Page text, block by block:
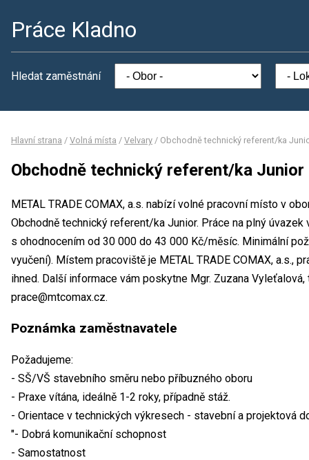
Práce Kladno
Hledat zaměstnání
Hlavní strana / Volná místa / Velvary / Obchodně technický referent/ka
Obchodně technický referent/ka Junior
METAL TRADE COMAX, a.s. nabízí volné pracovní místo v
Obchodně technický referent/ka Junior. Práce na plný
s ohodnocením od 30 000 do 43 000 Kč/měsíc. Minimální
vyučení). Místem pracoviště je METAL TRADE COMAX, a.s.,
ihned. Další informace vám poskytne Mgr. Zuzana
prace@mtcomax.cz.
Poznámka zaměstnavatele
Požadujeme:
- SŠ/VŠ stavebního směru nebo příbuzného oboru
- Praxe vítána, ideálně 1-2 roky, případně stáž.
- Orientace v technických výkresech - stavební a projektová
"- Dobrá komunikační schopnost
- Samostatnost